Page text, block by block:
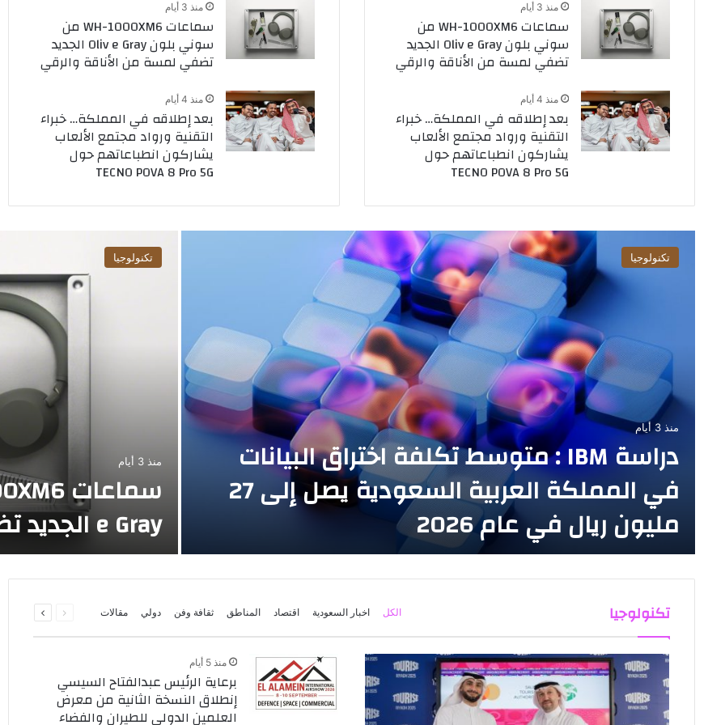
منذ 3 أيام
سماعات WH-1000XM6 من
سوني بلون Oliv e Gray الجديد
تضفي لمسة من الأناقة والرقي
منذ 4 أيام
بعد إطلاقه في المملكة… خبراء
التقنية ورواد مجتمع الألعاب
يشاركون انطباعاتهم حول
TECNO POVA 8 Pro 5G
منذ 3 أيام
سماعات WH-1000XM6 من
سوني بلون Oliv e Gray الجديد
تضفي لمسة من الأناقة والرقي
منذ 4 أيام
بعد إطلاقه في المملكة… خبراء
التقنية ورواد مجتمع الألعاب
يشاركون انطباعاتهم حول
TECNO POVA 8 Pro 5G
تكنولوجيا
منذ 3 أيام
دراسة IBM : متوسط تكلفة اختراق البيانات
في المملكة العربية السعودية يصل إلى 27
مليون ريال في عام 2026
تكنولوجيا
منذ 3 أيام
e Gray الجديد تضفي لمسة من الأناقة والرقي
تكنولوجيا الكل اخبار السعودية اقتصاد المناطق ثقافة وفن دولي مقالات
الصفحة
منذ 5 أيام
برعاية الرئيس عبدالفتاح السيسي
إنطلاق النسخة الثانية من معرض
العلمين الدولي للطيران والفضاء